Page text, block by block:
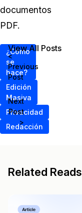
documentos
PDF.
¿Cómo
se
hace?
Edición
Masiva
Privacidad
Redacción
<
Previous
Post
Next
Post
>
View All Posts
Related Reads